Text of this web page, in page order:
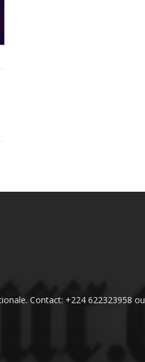
Contact: +224 622323958 ou